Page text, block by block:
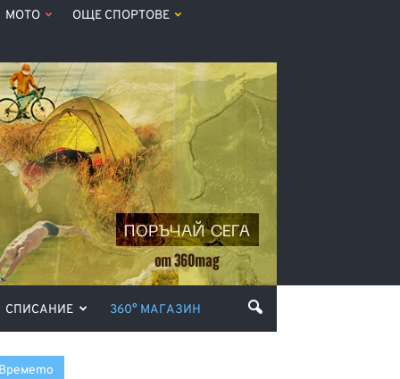
МОТО ОЩЕ СПОРТОВЕ
СПИСАНИЕ 360° МАГАЗИН